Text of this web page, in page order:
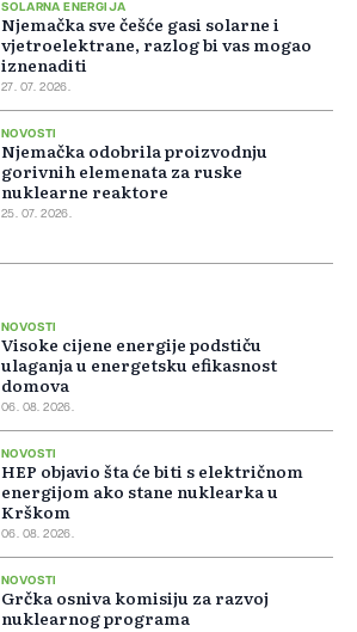
SOLARNA ENERGIJA
Njemačka sve češće gasi solarne i
vjetroelektrane, razlog bi vas mogao
iznenaditi
27. 07. 2026.
NOVOSTI
Njemačka odobrila proizvodnju
gorivnih elemenata za ruske
nuklearne reaktore
25. 07. 2026.
NOVOSTI
Visoke cijene energije podstiču
ulaganja u energetsku efikasnost
domova
06. 08. 2026.
NOVOSTI
HEP objavio šta će biti s električnom
energijom ako stane nuklearka u
Krškom
06. 08. 2026.
NOVOSTI
Grčka osniva komisiju za razvoj
nuklearnog programa